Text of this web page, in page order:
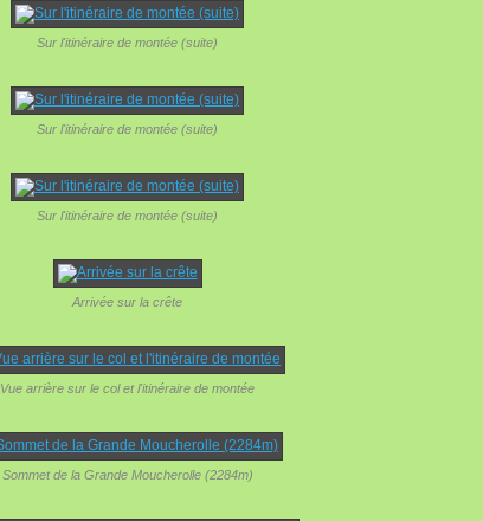
Sur l'itinéraire de montée (suite)
Sur l'itinéraire de montée (suite)
Sur l'itinéraire de montée (suite)
Arrivée sur la crête
Vue arrière sur le col et l'itinéraire de montée
Sommet de la Grande Moucherolle (2284m)